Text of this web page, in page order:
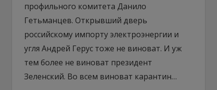
профильного комитета Данило
Гетьманцев. Открывший дверь
российскому импорту электроэнергии и
угля Андрей Герус тоже не виноват. И уж
тем более не виноват президент
Зеленский. Во всем виноват карантин…